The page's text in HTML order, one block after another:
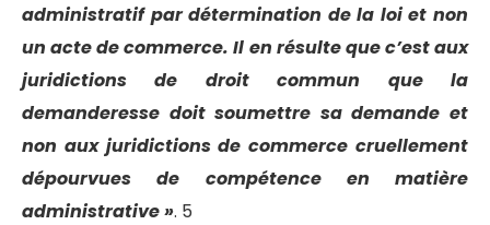
administratif par détermination de la loi et non
un acte de commerce. Il en résulte que c’est aux
juridictions de droit commun que la
demanderesse doit soumettre sa demande et
non aux juridictions de commerce cruellement
dépourvues de compétence en matière
administrative ». 5